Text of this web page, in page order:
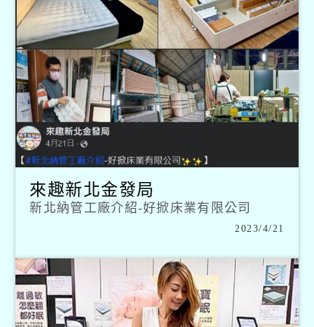
來趣新北金發局
新北納管工廠介紹-好掀床業有限公司
2023/4/21